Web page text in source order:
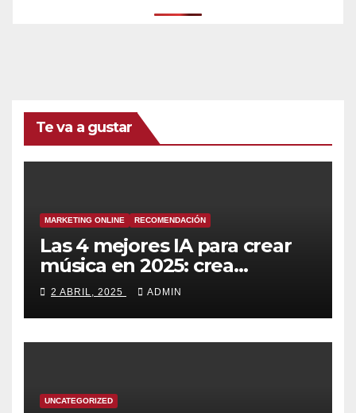
Te va a gustar
MARKETING ONLINE RECOMENDACIÓN
Las 4 mejores IA para crear
música en 2025: crea
canciones increíbles en
2 ABRIL, 2025 ADMIN
UNCATEGORIZED